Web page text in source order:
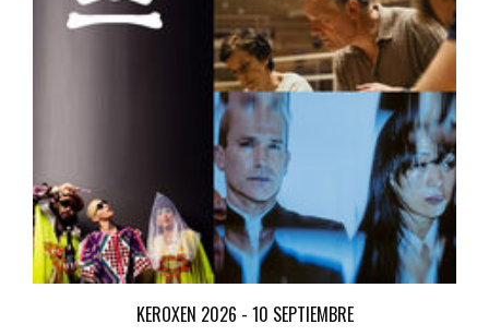
KEROXEN 2026 - 10 SEPTIEMBRE